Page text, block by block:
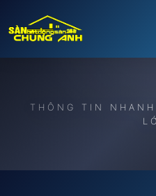
THÔNG TIN